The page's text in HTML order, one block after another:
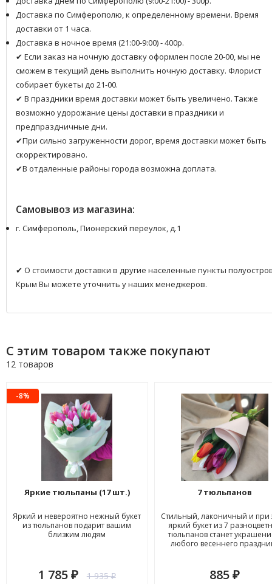
Доставка по Симферополю, к определенному времени. Время
доставки от 1 часа.
Доставка в ночное время (21:00-9:00) - 400р.
✔ Если заказ на ночную доставку оформлен после 20-00, мы не
сможем в текущий день выполнить ночную доставку. Флорист
собирает букеты до 21-00.
✔ В праздники время доставки может быть увеличено. Также
возможно удорожание цены доставки в праздники и
предпраздничные дни.
✔При сильно загруженности дорог, время доставки может быть
скорректировано.
✔В отдаленные районы города возможна доплата.
Самовывоз из магазина:
г. Симферополь, Пионерский переулок, д.1
✔ О стоимости доставки в другие населенные пункты
Крым Вы можете уточнить у наших менеджеров.
С этим товаром также покупают
12 товаров
-8%
Яркие тюльпаны (17 шт.)
Яркий и невероятно нежный букет
из тюльпанов подарит вашим
близким людям
1 785 ₽ 1 935₽
7 тюльпанов
Стильный, лаконичный и при
яркий букет из 7
тюльпанов станет
любого весеннего
885₽